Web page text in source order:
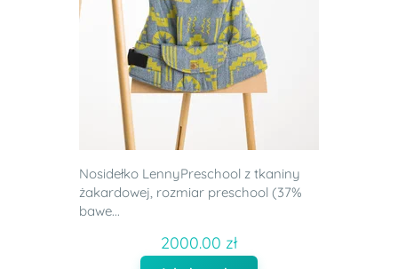
Nosidełko LennyPreschool z tkaniny
żakardowej, rozmiar preschool (37%
bawe...
2000.00 zł